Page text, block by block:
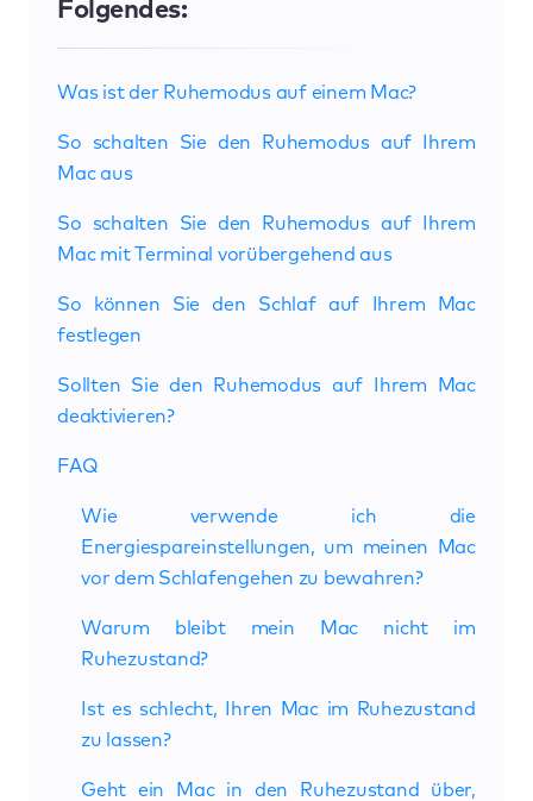
Folgendes:
Was ist der Ruhemodus auf einem Mac?
So schalten Sie den Ruhemodus auf Ihrem
Mac aus
So schalten Sie den Ruhemodus auf Ihrem
Mac mit Terminal vorübergehend aus
So können Sie den Schlaf auf Ihrem Mac
festlegen
Sollten Sie den Ruhemodus auf Ihrem Mac
deaktivieren?
FAQ
Wie verwende ich die
Energiespareinstellungen, um meinen Mac
vor dem Schlafengehen zu bewahren?
Warum bleibt mein Mac nicht im
Ruhezustand?
Ist es schlecht, Ihren Mac im Ruhezustand
zu lassen?
Geht ein Mac in den Ruhezustand über,